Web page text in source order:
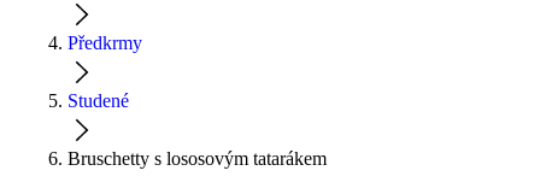
Předkrmy
Studené
Bruschetty s lososovým tatarákem